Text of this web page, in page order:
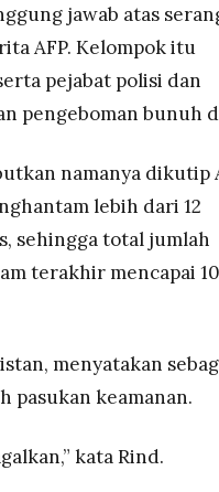
jawab atas
AFP. Kelompok itu
pejabat polisi dan
pengeboman bunuh
namanya dikutip
lebih dari 12
sehingga total jumlah
terakhir mencapai
menyatakan
pasukan keamanan.
kata Rind.